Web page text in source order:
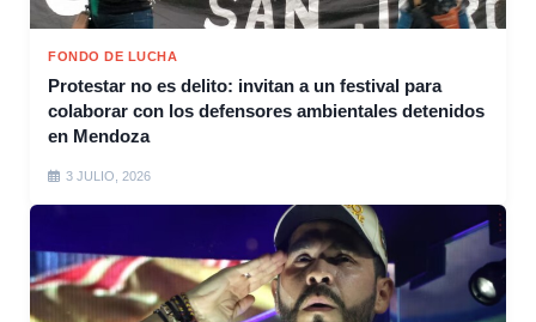
FONDO DE LUCHA
Protestar no es delito: invitan a un festival para
colaborar con los defensores ambientales detenidos
en Mendoza
3 JULIO, 2026